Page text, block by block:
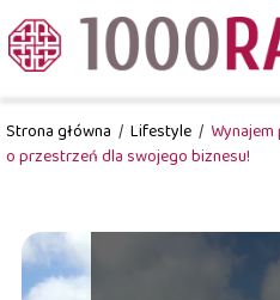
Strona główna / Lifestyle /
o przestrzeń dla swojego biznesu!